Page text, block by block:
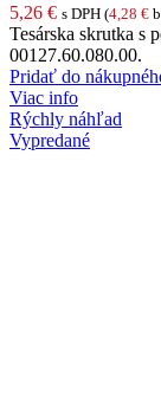
5,26 € s DPH (4,28 €
Tesárska skrutka s
00127.60.080.00.
Pridať do
Viac info
Rýchly náhľad
Vypredané